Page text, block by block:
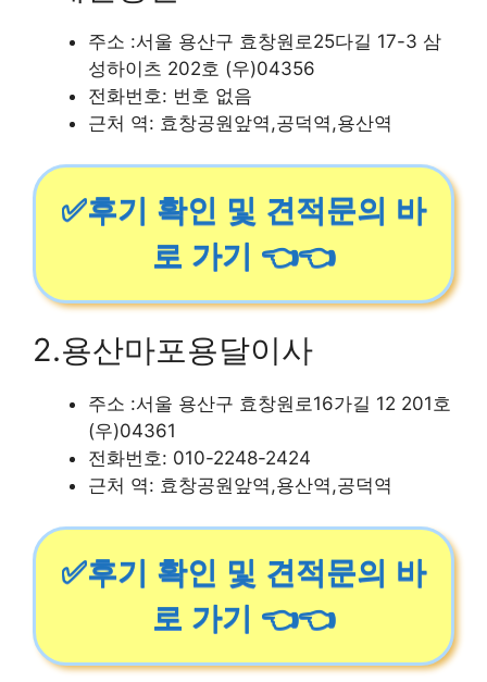
주소 :서울 용산구 효창원로25다길 17-3 삼
성하이츠 202호 (우)04356
전화번호: 번호 없음
근처 역: 효창공원앞역,공덕역,용산역
✅후기 확인 및 견적문의 바
로 가기 👈👈
2.용산마포용달이사
주소 :서울 용산구 효창원로16가길 12 201호
(우)04361
전화번호: 010-2248-2424
근처 역: 효창공원앞역,용산역,공덕역
✅후기 확인 및 견적문의 바
로 가기 👈👈